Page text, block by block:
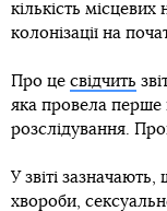
кількість
колонізації на
Про це свідчить
яка провела перше
розслідування.
У звіті
хвороби,